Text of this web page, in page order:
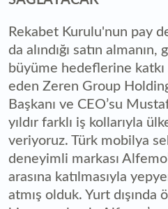
Rekabet Kurulu'nun pay
da alındığı satın
büyüme hedeflerine katkı
eden Zeren Group
Başkanı ve CEO’su
yıldır farklı iş kollarıyla
veriyoruz. Türk mobilya
deneyimli markası
arasına katılmasıyla
atmış olduk. Yurt dışında